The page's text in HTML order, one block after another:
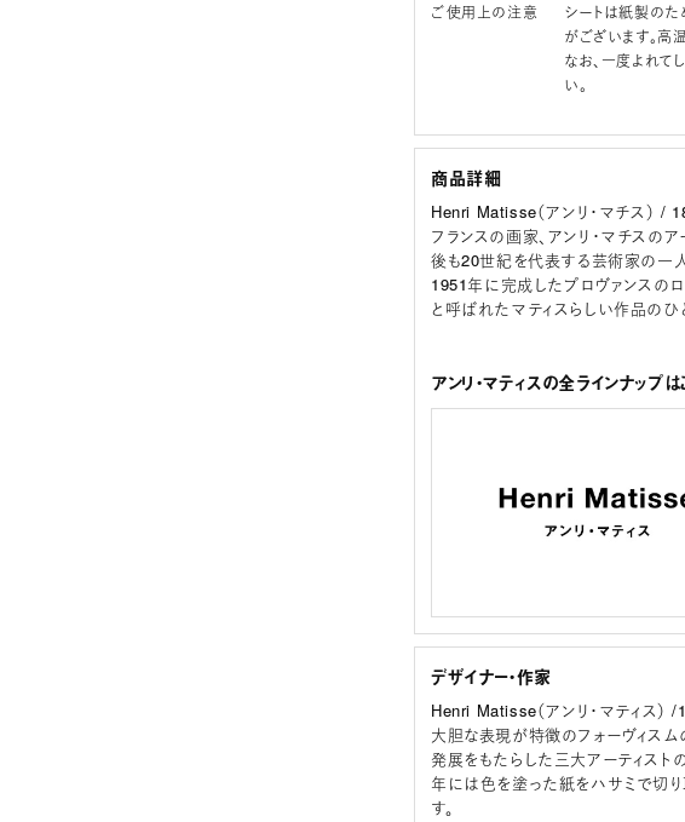
ご使用上の注意
シートは紙製の
がございます。高
なお、一度よれて
い。
商品詳細
Henri Matisse（アンリ・マチス） /
フランスの画家、アンリ・マチスの
後も20世紀を代表する芸術家の一
1951年に完成したプロヴァンスの
と呼ばれたマティスらしい作品のひ
アンリ・マティスの全ラインナップは
デザイナー・作家
Henri Matisse（アンリ・マティス）
大胆な表現が特徴のフォーヴィス
発展をもたらした三大アーティスト
年には色を塗った紙をハサミで切り
す。